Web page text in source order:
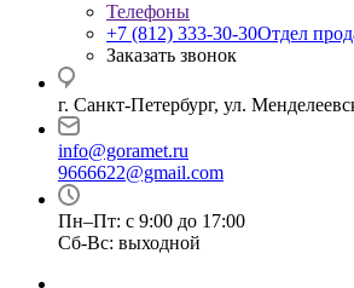
Телефоны
+7 (812) 333-30-30Отдел
Заказать звонок
г. Санкт-Петербург, ул.
info@goramet.ru
9666622@gmail.com
Пн–Пт: с 9:00 до 17:00
Сб-Вс: выходной